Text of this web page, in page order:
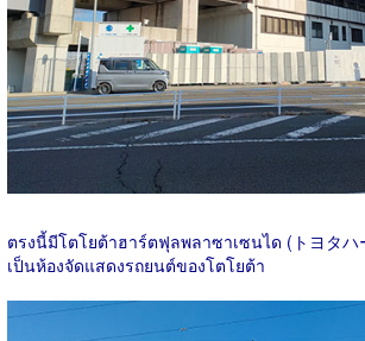
ตรงนี้มีโตโยต้าฮาร์ตฟุลพลาซาเซนได (トヨタハ
เป็นห้องจัดแสดงรถยนต์ของโตโยต้า